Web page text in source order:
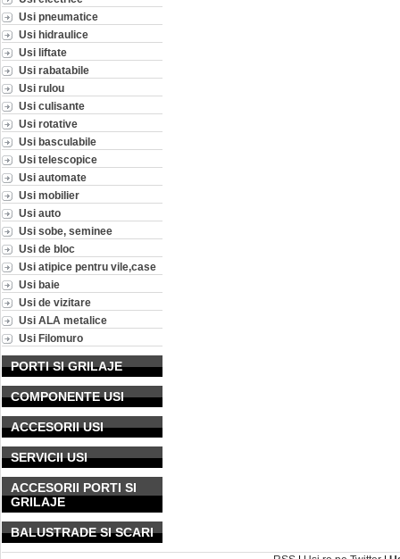
Usi pneumatice
Usi hidraulice
Usi liftate
Usi rabatabile
Usi rulou
Usi culisante
Usi rotative
Usi basculabile
Usi telescopice
Usi automate
Usi mobilier
Usi auto
Usi sobe, seminee
Usi de bloc
Usi atipice pentru vile,case
Usi baie
Usi de vizitare
Usi ALA metalice
Usi Filomuro
PORTI SI GRILAJE
COMPONENTE USI
ACCESORII USI
SERVICII USI
ACCESORII PORTI SI
GRILAJE
BALUSTRADE SI SCARI